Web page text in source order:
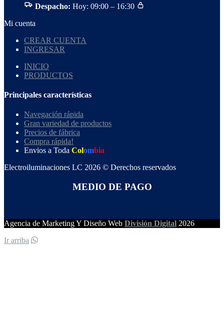
Despacho: Hoy: 09:00 – 16:30
Mi cuenta
CREAR CUENTA
INGRESAR
INICIO
PRODUCTOS
Principales características
Navegación rápida
Gran variedad de productos
Precios de fábrica
Compra rápida!
Envios a Toda Colombia
Electroiluminaciones LC 2026 © Derechos reservados
MEDIO DE PAGO
Agencia de Marketing Y Diseño Web División Digital 2026
Ir arriba